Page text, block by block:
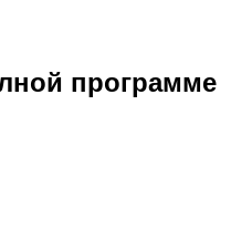
программе